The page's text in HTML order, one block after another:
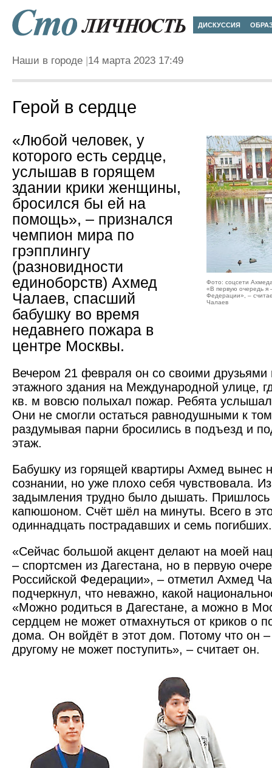
ДИСКУССИЯ
Наши в городе 14 марта 2023 17:49
Герой в сердце
Фото: соцсети
«В первую очередь я
Федерации», –
Чалаев
«Любой человек, у
которого есть сердце,
услышав в горящем
здании крики женщины,
бросился бы ей на
помощь», – признался
чемпион мира по
грэпплингу
(разновидности
единоборств) Ахмед
Чалаев, спасший
бабушку во время
недавнего пожара в
центре ­Москвы.
Вечером 21 февраля он со своими
этажного здания на Международной улице,
кв. м вовсю полыхал пожар. Ребята
Они не смогли остаться равнодушными к
раздумывая парни бросились в подъезд и
этаж.
Бабушку из горящей квартиры Ахмед вынес
сознании, но уже плохо себя чувствовала.
задымления трудно было дышать. Пришлось
капюшоном. Счёт шёл на минуты. Всего в
одиннадцать по­страдавших и семь погибших.
«Сейчас большой акцент делают на моей
– спортсмен из Дагестана, но в первую
Российской Федерации», – отметил Ахмед
подчеркнул, что неважно, какой
«Можно родиться в Дагестане, а можно в
серд­цем не может отмахнуться от криков о
дома. Он войдёт в этот дом. Потому что он
другому не может поступить», – считает он.